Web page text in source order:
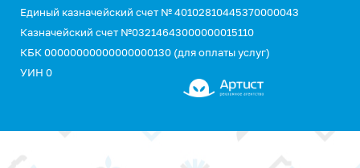
Единый казначейский счет № 40102810445370000043
Казначейский счет №03214643000000015110
КБК 00000000000000000130 (для оплаты услуг)
УИН 0